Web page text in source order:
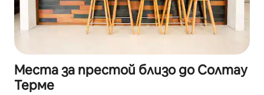
Места за престой близо до Солтау
Терме